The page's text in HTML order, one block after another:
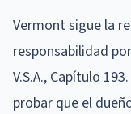
Vermont sigue la
responsabilidad
V.S.A., Capítulo
probar que el